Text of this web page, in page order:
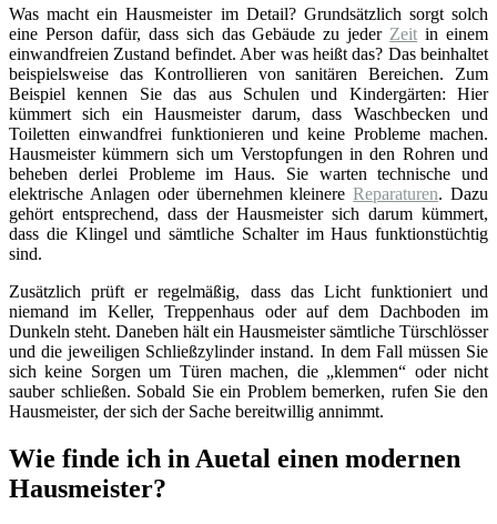
Was macht ein Hausmeister im Detail? Grundsätzlich sorgt solch
eine Person dafür, dass sich das Gebäude zu jeder Zeit in einem
einwandfreien Zustand befindet. Aber was heißt das? Das beinhaltet
beispielsweise das Kontrollieren von sanitären Bereichen. Zum
Beispiel kennen Sie das aus Schulen und Kindergärten: Hier
kümmert sich ein Hausmeister darum, dass Waschbecken und
Toiletten einwandfrei funktionieren und keine Probleme machen.
Hausmeister kümmern sich um Verstopfungen in den Rohren und
beheben derlei Probleme im Haus. Sie warten technische und
elektrische Anlagen oder übernehmen kleinereReparaturen. Dazu
gehört entsprechend, dass der Hausmeister sich darum kümmert,
dass die Klingel und sämtliche Schalter im Haus funktionstüchtig
sind.
Zusätzlich prüft er regelmäßig, dass das Licht funktioniert und
niemand im Keller, Treppenhaus oder auf dem Dachboden im
Dunkeln steht. Daneben hält ein Hausmeister sämtliche Türschlösser
und die jeweiligen Schließzylinder instand. In dem Fall müssen Sie
sich keine Sorgen um Türen machen, die „klemmen“ oder nicht
sauber schließen. Sobald Sie ein Problem bemerken, rufen Sie den
Hausmeister, der sich der Sache bereitwillig annimmt.
Wie finde ich in Auetal einen modernen
Hausmeister?